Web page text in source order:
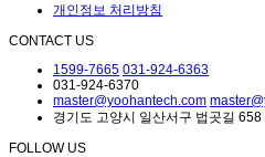
개인정보 처리방침
CONTACT US
1599-7665 031-924-6363
031-924-6370
master@yoohantech.com
경기도 고양시 일산서구 법곳길 658
FOLLOW US